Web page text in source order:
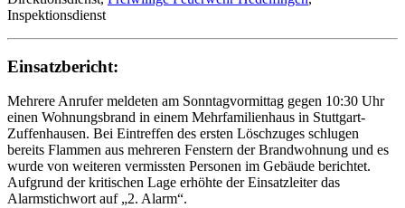
Inspektionsdienst
Einsatzbericht:
Mehrere Anrufer meldeten am Sonntagvormittag gegen 10:30 Uhr
einen Wohnungsbrand in einem Mehrfamilienhaus in Stuttgart-
Zuffenhausen. Bei Eintreffen des ersten Löschzuges schlugen
bereits Flammen aus mehreren Fenstern der Brandwohnung und es
wurde von weiteren vermissten Personen im Gebäude berichtet.
Aufgrund der kritischen Lage erhöhte der Einsatzleiter das
Alarmstichwort auf „2. Alarm“.